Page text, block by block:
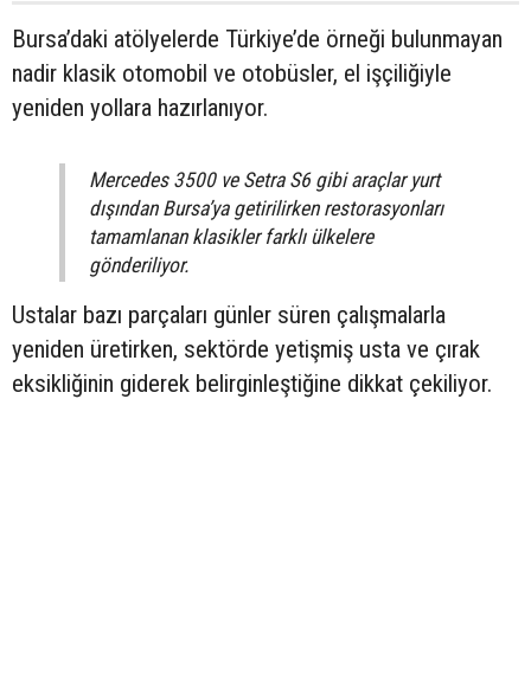
Bursa’daki atölyelerde Türkiye’de örneği bulunmayan
nadir klasik otomobil ve otobüsler, el işçiliğiyle
yeniden yollara hazırlanıyor.
Mercedes 3500 ve Setra S6 gibi araçlar yurt
dışından Bursa’ya getirilirken restorasyonları
tamamlanan klasikler farklı ülkelere
gönderiliyor.
Ustalar bazı parçaları günler süren çalışmalarla
yeniden üretirken, sektörde yetişmiş usta ve çırak
eksikliğinin giderek belirginleştiğine dikkat çekiliyor.